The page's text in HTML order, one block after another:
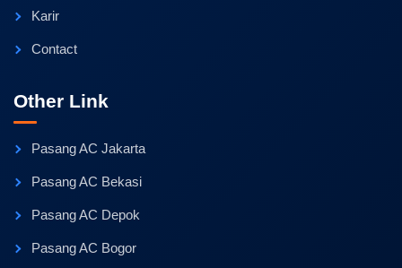
Karir
Contact
Other Link
Pasang AC Jakarta
Pasang AC Bekasi
Pasang AC Depok
Pasang AC Bogor